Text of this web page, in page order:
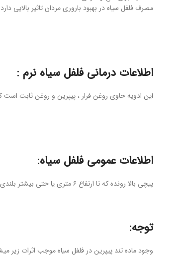
مصرف فلفل سیاه در بهبود باروری مردان تاثیر بالایی
اطلاعات درمانی فلفل سیاه نرم :
این ادویه حاوی روغن فرار ، پیپرین و روغن ثابت است
اطلاعات عمومی فلفل سیاه:
پیچی بالا رونده که تا ارتفاع ۶ متری یا حتی بیشتر بلندی دارد ، برگ های سبز آن براق و قلبی شکل بوده و دمبرگ بلندی دارد ، گل های سفید گیاه در گل آذین سنبله آویخته قرار دارند.
توجه:
وجود ماده تند پیپرین در فلفل سیاه موجب اثرات زیر